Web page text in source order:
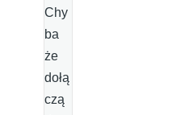
Chy
ba
że
dołą
czą